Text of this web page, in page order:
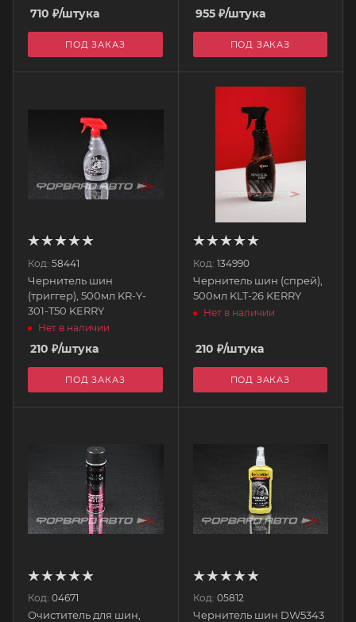
710 ₽/штука
ПОД ЗАКАЗ
955₽/штука
ПОД ЗАКАЗ
Код: 58441
Чернитель шин
(триггер), 500мл KR-Y-
301-T50 KERRY
Нет в наличии
210 ₽/штука
ПОД ЗАКАЗ
Код: 134990
Чернитель шин (спрей),
500мл KLT-26 KERRY
Нет в наличии
210 ₽/штука
ПОД ЗАКАЗ
Код: 04671
Очиститель для шин,
Код: 05812
Чернитель шин DW5343